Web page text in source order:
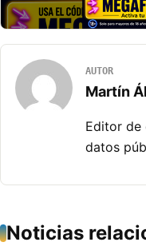
AUTOR
Martín
Editor de
datos
Noticias